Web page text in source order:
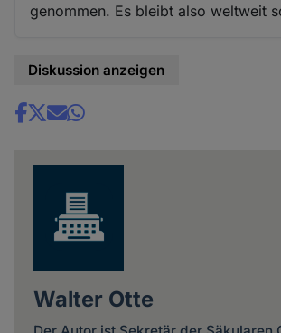
genommen. Es bleibt also weltweit
Diskussion anzeigen
Share
Walter Otte